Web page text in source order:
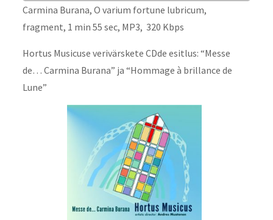
Carmina Burana, O varium fortune lubricum,
fragment, 1 min 55 sec, MP3, 320 Kbps
Hortus Musicuse verivärskete CDde esitlus: “Messe
de… Carmina Burana” ja “Hommage à brillance de
Lune”